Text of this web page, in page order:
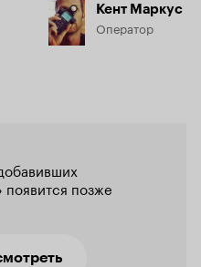
Кент Маркус
Оператор
появится позже